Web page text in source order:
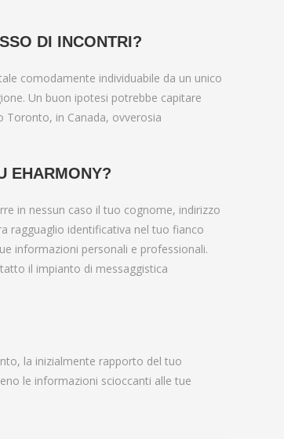
DI INCONTRI?
comodamente individuabile da un unico
Un buon ipotesi potrebbe capitare
Toronto, in Canada, ovverosia
EHARMONY?
in nessun caso il tuo cognome, indirizzo
ragguaglio identificativa nel tuo fianco
informazioni personali e professionali.
il impianto di messaggistica
la inizialmente rapporto del tuo
le informazioni scioccanti alle tue